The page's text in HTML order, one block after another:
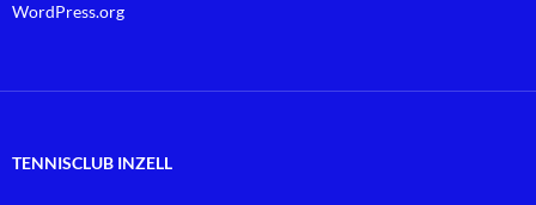
WordPress.org
TENNISCLUB INZELL